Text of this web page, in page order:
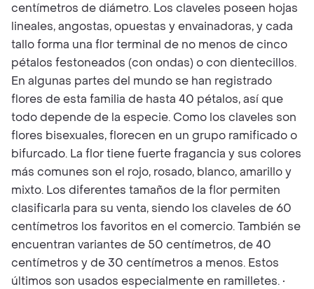
centímetros de diámetro. Los claveles poseen hojas
lineales, angostas, opuestas y envainadoras, y cada
tallo forma una flor terminal de no menos de cinco
pétalos festoneados (con ondas) o con dientecillos.
En algunas partes del mundo se han registrado
flores de esta familia de hasta 40 pétalos, así que
todo depende de la especie. Como los claveles son
flores bisexuales, florecen en un grupo ramificado o
bifurcado. La flor tiene fuerte fragancia y sus colores
más comunes son el rojo, rosado, blanco, amarillo y
mixto. Los diferentes tamaños de la flor permiten
clasificarla para su venta, siendo los claveles de 60
centímetros los favoritos en el comercio. También se
encuentran variantes de 50 centímetros, de 40
centímetros y de 30 centímetros a menos. Estos
últimos son usados especialmente en ramilletes. •